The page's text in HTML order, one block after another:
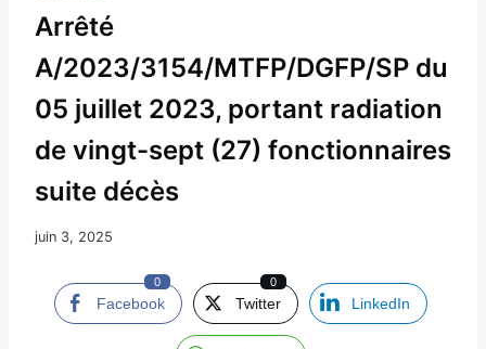
Arrêté
A/2023/3154/MTFP/DGFP/SP du
05 juillet 2023, portant radiation
de vingt-sept (27) fonctionnaires
suite décès
juin 3, 2025
Facebook
0
Twitter
0
LinkedIn